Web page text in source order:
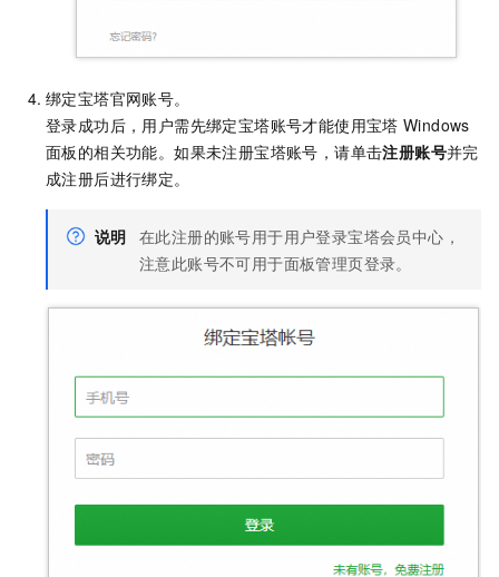
绑定宝塔官网账号。
登录成功后，用户需先绑定宝塔账号才能使用宝塔 Windows
面板的相关功能。如果未注册宝塔账号，请单击注册账号并完
成注册后进行绑定。
说明 在此注册的账号用于用户登录宝塔会员中心，
注意此账号不可用于面板管理页登录。